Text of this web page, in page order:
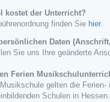
kostet der Unterricht?
finden Sie hier.
Daten
Sie uns Ihre geänderte
Ferien
gelten die
Schulen in Hessen.